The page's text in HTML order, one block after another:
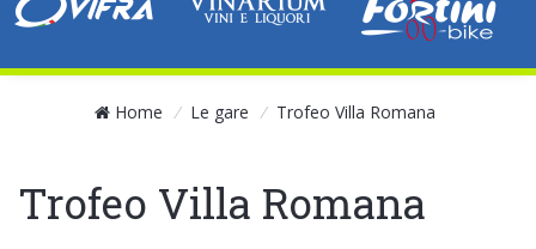
Home / Le gare / Trofeo Villa Romana
Trofeo Villa Romana